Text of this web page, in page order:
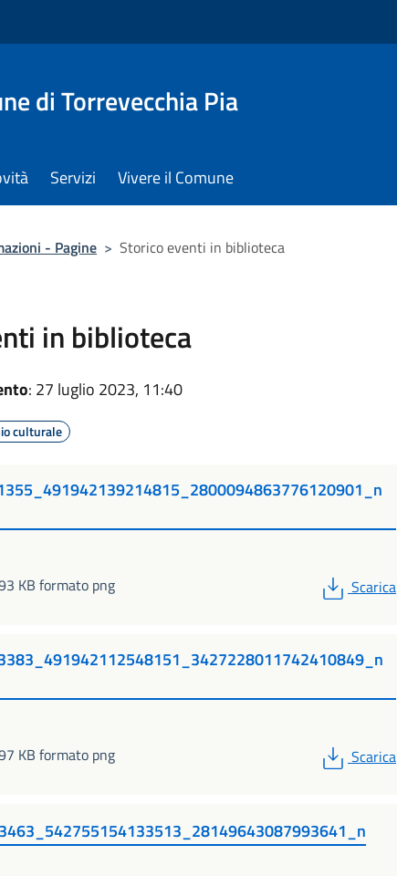
di Torrevecchia Pia
Servizi Vivere il Comune
- Pagine > Storico eventi in biblioteca
in biblioteca
: 27 luglio 2023, 11:40
culturale
KB formato png
PDF
Scarica
KB formato png
PDF
Scarica